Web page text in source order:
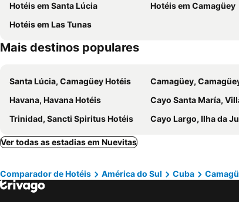
Hotéis em Santa Lúcia Hotéis em Camagüey
Hotéis em Las Tunas
Mais destinos populares
Santa Lúcia, Camagüey Hotéis Camagüey,
Havana, Havana Hotéis
Cayo Santa María, Villa
Trinidad, Sancti Spiritus Hotéis
Cayo Largo, Ilha da
Ver todas as estadias em Nuevitas
Comparador de Hotéis América do Sul Cuba